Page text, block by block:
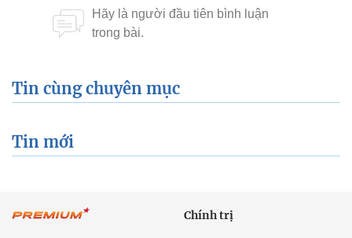
Tin cùng chuyên mục
Tin mới
Chính trị